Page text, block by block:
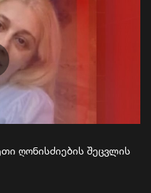
ღონისძიების შეცვლის